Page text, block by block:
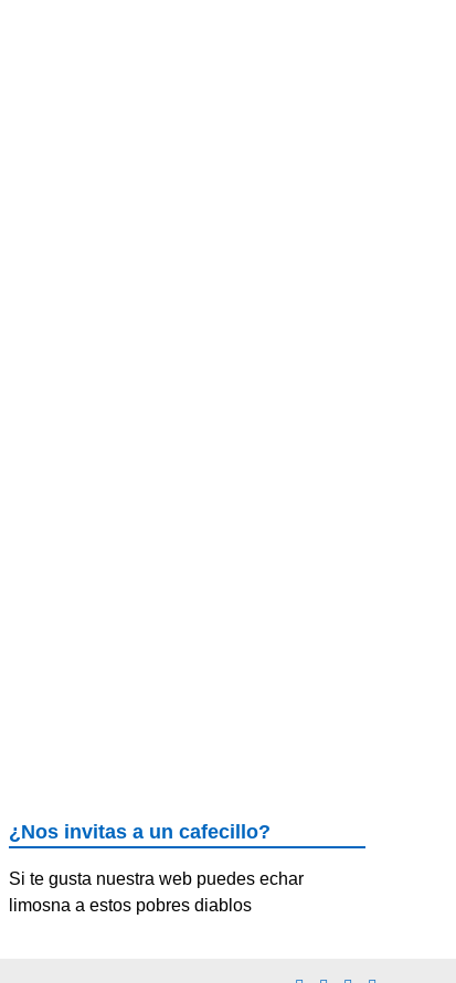
¿Nos invitas a un cafecillo?
Si te gusta nuestra web puedes echar
limosna a estos pobres diablos